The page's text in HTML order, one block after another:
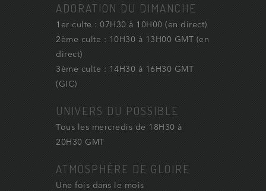
ADORATION DU DIMANCHE
1er culte : 07H30 à 10H00 (en direct)
2ème culte : 10H30 à 13H00 GMT (en
direct)
3ème culte : 14H30 à 16H30 GMT
(GIC)
UNIVERS DU POSSIBLE
Tous les mercredis de 18H30 à
20H30 GMT
ATMOSPHÈRE DE GLOIRE
Une fois dans le mois